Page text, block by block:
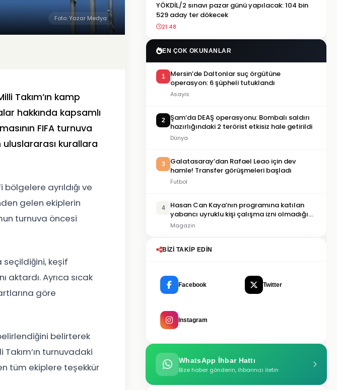
Foto: Yazar Medya
Takım’ın kamp
hakkında kapsamlı
FIFA turnuva
kurallara
ayrıldığı ve
gelen ekiplerin
turnuva öncesi
seçildiğini, keşif
aktardı. Ayrıca sıcak
göre
belirterek
turnuvadaki
tüm ekiplere teşekkür
YÖKDİL/2 sınavı pazar günü yapılacak: 104 bin
529 aday ter dökecek
21:48
EN ÇOK OKUNANLAR
1
Mersin’de Daltonlar suç örgütüne
operasyon: 6 şüpheli tutuklandı
Asayis
2
Şam’da DEAŞ operasyonu: Bombalı saldırı
hazırlığındaki 2 terörist etkisiz hale getirildi
Dünya
3
Galatasaray’dan Rafael Leao için dev
hamle! Transfer görüşmeleri başladı
Futbol
4
Hasan Can Kaya’nın programına katılan
yabancı uyruklu kişi çalışma izni olmadığı
gerekçesiyle gözaltına alındı
Magazin
BIZI TAKIP EDIN
Facebook Twitter
Instagram
WhatsApp İhbar Hattı
Bize haber gönderin, ihbarınızı iletin